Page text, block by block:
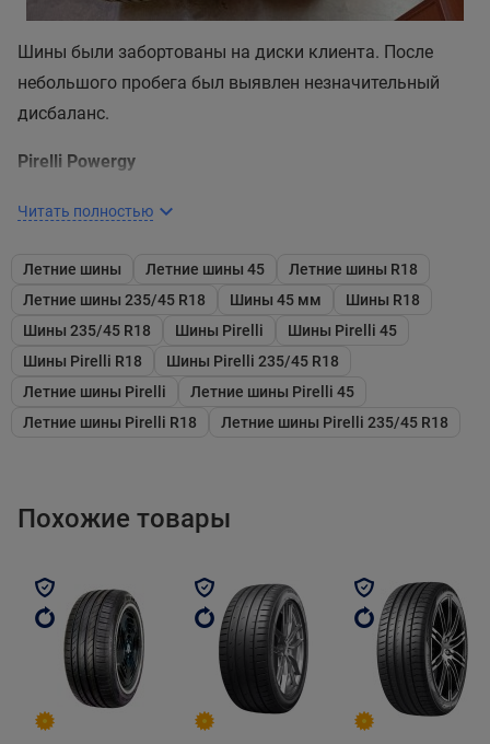
Шины были забортованы на диски клиента. После
небольшого пробега был выявлен незначительный
дисбаланс.
Pirelli Powergy
легковых автомобилей, а по своим эксплуатационным
компаунда, что еще больше повышает цепкость шины
специальные полимеры. С их помощью резиновая
смесь на молекулярном уровне обладает высокой
прочностью на разрыв и растяжении. Это
существенно увеличивает пробег шины до замены,
благодаря устойчивости к абразивному истиранию,
Читать полностью
Летние шины Летние шины 45
Летние шины R18
Летние шины 235/45 R18
Шины 45 мм
Шины R18
Шины 235/45 R18
Шины Pirelli
Шины Pirelli 45
Шины Pirelli R18
Шины Pirelli 235/45 R18
Летние шины Pirelli
Летние шины Pirelli 45
Летние шины Pirelli R18
Летние шины Pirelli 235/45 R18
Похожие товары